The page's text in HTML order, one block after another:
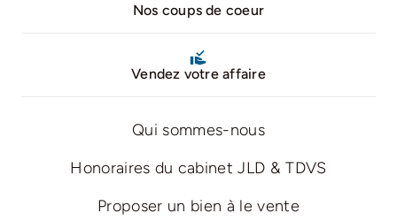
Nos coups de coeur
Vendez votre affaire
Qui sommes-nous
Honoraires du cabinet JLD & TDVS
Proposer un bien à le vente